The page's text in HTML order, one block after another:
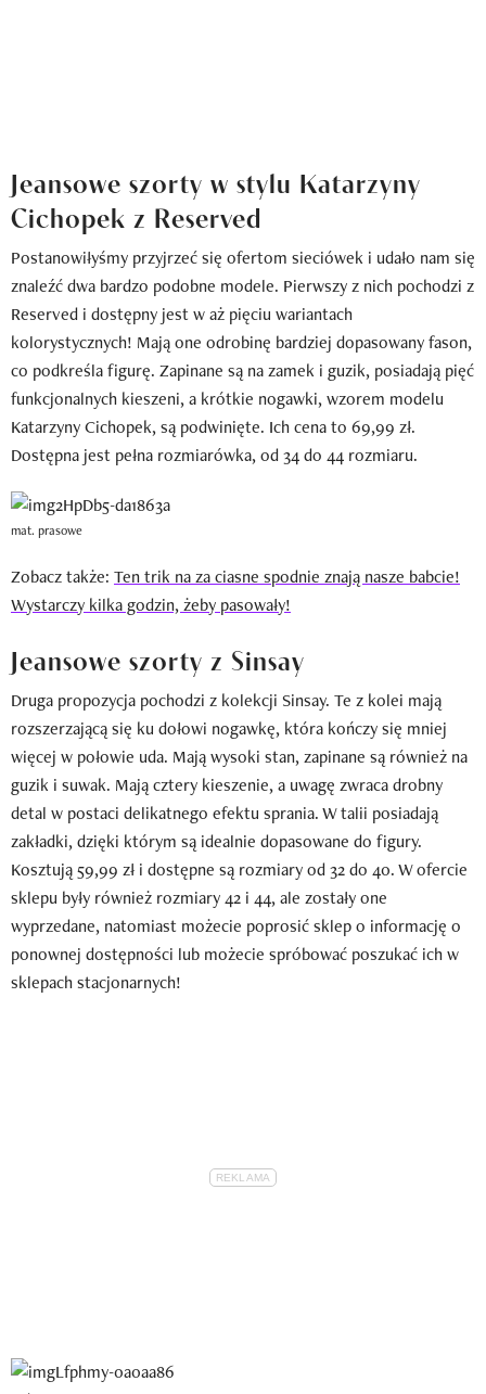
Jeansowe szorty w stylu Katarzyny
Cichopek z Reserved
Postanowiłyśmy przyjrzeć się ofertom sieciówek i udało nam się
znaleźć dwa bardzo podobne modele. Pierwszy z nich pochodzi z
Reserved i dostępny jest w aż pięciu wariantach
kolorystycznych! Mają one odrobinę bardziej dopasowany fason,
co podkreśla figurę. Zapinane są na zamek i guzik, posiadają pięć
funkcjonalnych kieszeni, a krótkie nogawki, wzorem modelu
Katarzyny Cichopek, są podwinięte. Ich cena to 69,99 zł.
Dostępna jest pełna rozmiarówka, od 34 do 44 rozmiaru.
mat. prasowe
Zobacz także: Ten trik na za ciasne spodnie znają nasze babcie!
Wystarczy kilka godzin, żeby pasowały!
Jeansowe szorty z Sinsay
Druga propozycja pochodzi z kolekcji Sinsay. Te z kolei mają
rozszerzającą się ku dołowi nogawkę, która kończy się mniej
więcej w połowie uda. Mają wysoki stan, zapinane są również na
guzik i suwak. Mają cztery kieszenie, a uwagę zwraca drobny
detal w postaci delikatnego efektu sprania. W talii posiadają
zakładki, dzięki którym są idealnie dopasowane do figury.
Kosztują 59,99 zł i dostępne są rozmiary od 32 do 40. W ofercie
sklepu były również rozmiary 42 i 44, ale zostały one
wyprzedane, natomiast możecie poprosić sklep o informację o
ponownej dostępności lub możecie spróbować poszukać ich w
sklepach stacjonarnych!